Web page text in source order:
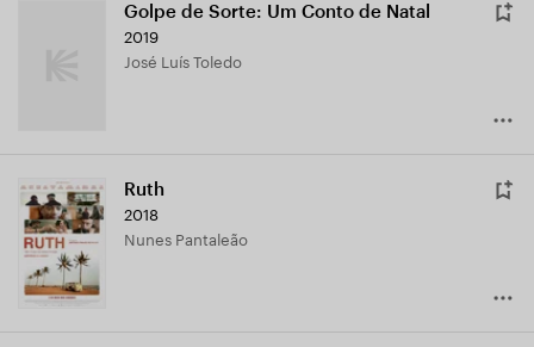
Golpe de Sorte: Um Conto de Natal
2019
José Luís Toledo
Ruth
2018
Nunes Pantaleão